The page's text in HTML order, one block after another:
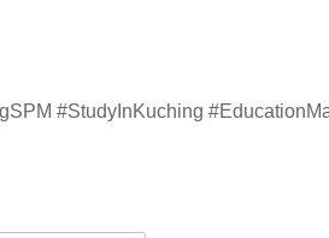
#StudyInKuching